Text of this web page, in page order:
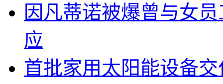
因凡蒂诺被爆曾与女
应
首批家用太阳能设备